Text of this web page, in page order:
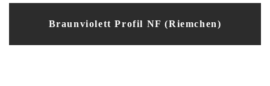
Braunviolett Profil NF (Riemchen)